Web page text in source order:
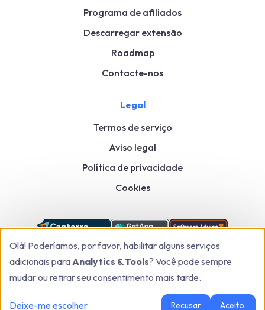
Programa de afiliados
Descarregar extensão
Roadmap
Contacte-nos
Legal
Termos de serviço
Aviso legal
Política de privacidade
Cookies
Kanbox: Ferramenta de automação do LinkedIn e vendas para crescer mais
Olá! Poderíamos, por favor, habilitar alguns serviços
adicionais paraAnalytics & Tools? Você pode sempre
mudar ou retirar seu consentimento mais tarde.
Deixe-me escolher Recusar Aceito.